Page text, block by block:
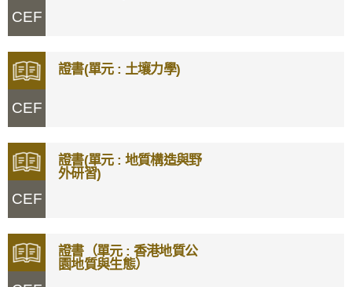
CEF
CEF
證書(單元 : 土壤力學)
CEF
證書(單元 : 地質構造與野
外研習)
證書（單元 : 香港地質公
園地質與生態）